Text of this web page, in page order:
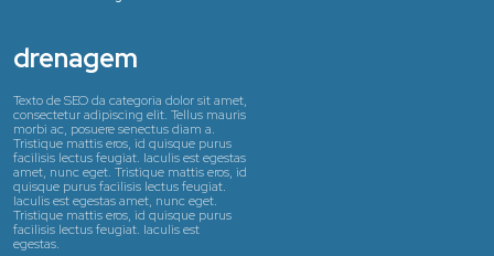
drenagem
Texto de SEO da categoria dolor sit amet,
consectetur adipiscing elit. Tellus mauris
morbi ac, posuere senectus diam a.
Tristique mattis eros, id quisque purus
facilisis lectus feugiat. Iaculis est egestas
amet, nunc eget. Tristique mattis eros, id
quisque purus facilisis lectus feugiat.
Iaculis est egestas amet, nunc eget.
Tristique mattis eros, id quisque purus
facilisis lectus feugiat. Iaculis est
egestas.